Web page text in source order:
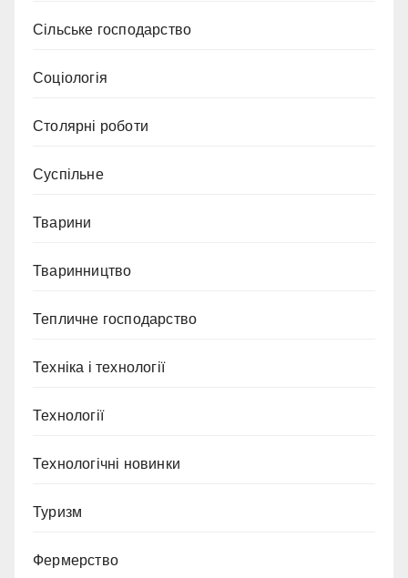
Сільське господарство
Соціологія
Столярні роботи
Суспільне
Тварини
Тваринництво
Тепличне господарство
Техніка і технології
Технології
Технологічні новинки
Туризм
Фермерство